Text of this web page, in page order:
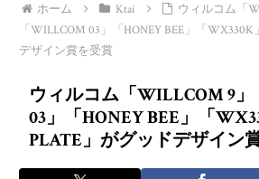
ホーム Ktai
ウィルコム「
「WILLCOM 03」「HONEY BEE」「
デザイン賞を受賞
ウィルコム「WILLCOM 9
03」「HONEY BEE」「
PLATE」がグッドデザイン